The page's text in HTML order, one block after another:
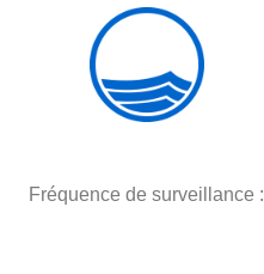
Fréquence de surveillance :